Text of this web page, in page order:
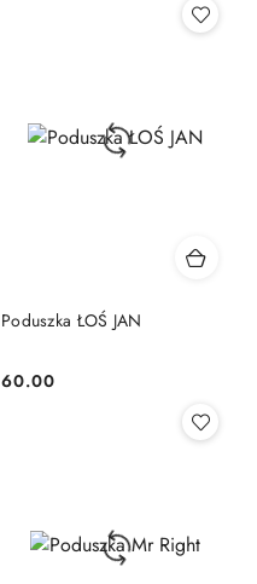
Poduszka ŁOŚ JAN
Cena:
60.00